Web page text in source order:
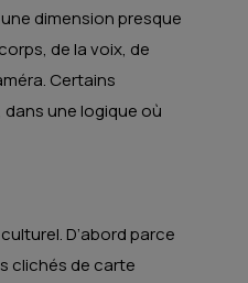
dimension presque
de la voix, de
Certains
une logique où
D’abord parce
clichés de carte